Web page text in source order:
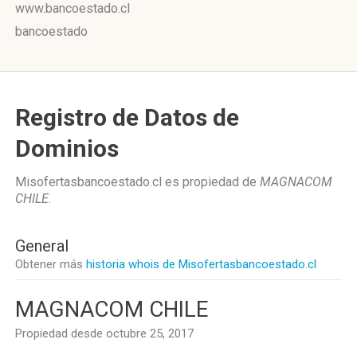
www.bancoestado.cl
bancoestado
Registro de Datos de
Dominios
Misofertasbancoestado.cl es propiedad de MAGNACOM
CHILE.
General
Obtener más historia whois de Misofertasbancoestado.cl
MAGNACOM CHILE
Propiedad desde octubre 25, 2017